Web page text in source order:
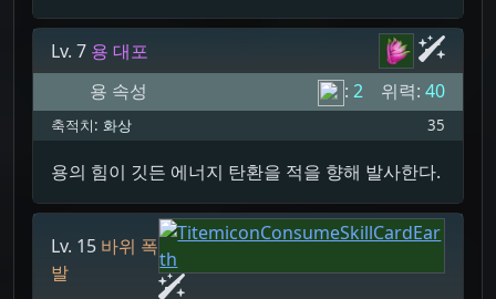
Lv. 7 용 대포
용 속성
: 2 위력: 40
축적치: 화상 35
용의 힘이 깃든 에너지 탄환을 적을 향해 발사한다.
Lv. 15 바위 폭
발